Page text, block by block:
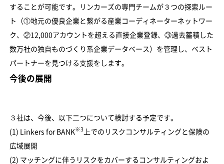
することが可能です。リンカーズの専門チームが３つの探索ルー
ト（①地元の優良企業と繋がる産業コーディネーターネットワー
ク、②12,000アカウントを超える直接企業登録、③過去蓄積した
数万社の独自ものづくり系企業データベース）を管理し、ベスト
パートナーを見つける支援をします。
今後の展開
３社は、今後、以下二つについて検討する予定です。
(1) Linkers for BANK※3
上でのリスクコンサルティングと保険の
広域展開
(2) マッチングに伴うリスクをカバーするコンサルティングおよ